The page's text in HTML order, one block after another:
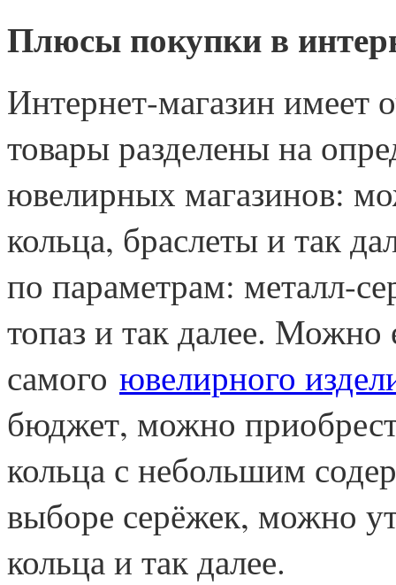
Плюсы покупки в
Интернет-магазин имеет
товары разделены на
ювелирных магазинов:
кольца, браслеты и так
по параметрам: металл-
топаз и так далее. Можно
самого ювелирного
бюджет, можно
кольца с небольшим
выборе серёжек, можно
кольца и так далее.